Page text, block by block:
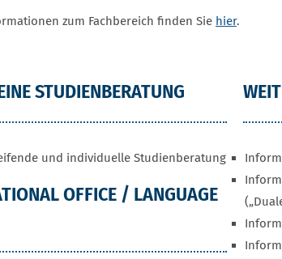
zum Fachbereich finden Sie hier.
STUDIENBERATUNG
und individuelle Studienberatung
OFFICE / LANGUAGE